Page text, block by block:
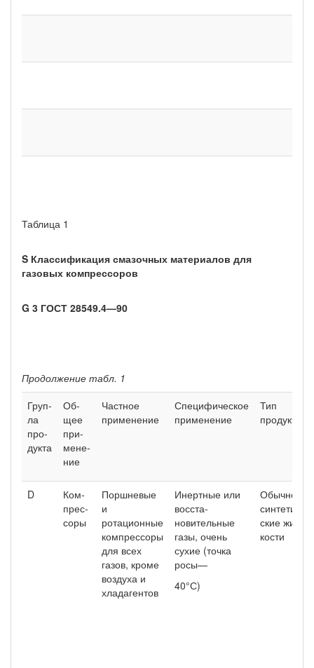
Таблица 1
S Классификация смазочных материалов для
газовых компрессоров
G 3 ГОСТ 28549.4—90
Продолжение табл. 1
Груп-
ла
про­
дук­та
Об­
щее
при­
мене­
ние
Частное
применение
Специфическое
применение
Тип
продукта
D
Ком­
прес­
соры
Поршневые
и
ротационные
компрессоры
для всех
газов, кроме
воздуха и
хладагентов
Инертные или
восста­
новительные
газы, очень
сухие (точка
росы—
40°С)
Обычно
синтетиче­
ские жид­
кости